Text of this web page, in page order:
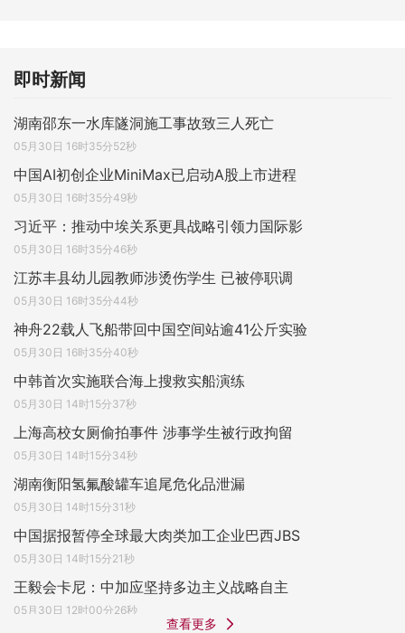
即时新闻
湖南邵东一水库隧洞施工事故致三人死亡
05月30日 16时35分52秒
中国AI初创企业MiniMax已启动A股上市进程
05月30日 16时35分49秒
习近平：推动中埃关系更具战略引领力国际影
05月30日 16时35分46秒
江苏丰县幼儿园教师涉烫伤学生 已被停职调
05月30日 16时35分44秒
神舟22载人飞船带回中国空间站逾41公斤实验
05月30日 16时35分40秒
中韩首次实施联合海上搜救实船演练
05月30日 14时15分37秒
上海高校女厕偷拍事件 涉事学生被行政拘留
05月30日 14时15分34秒
湖南衡阳氢氟酸罐车追尾危化品泄漏
05月30日 14时15分31秒
中国据报暂停全球最大肉类加工企业巴西JBS
05月30日 14时15分21秒
王毅会卡尼：中加应坚持多边主义战略自主
05月30日 12时00分26秒
查看更多